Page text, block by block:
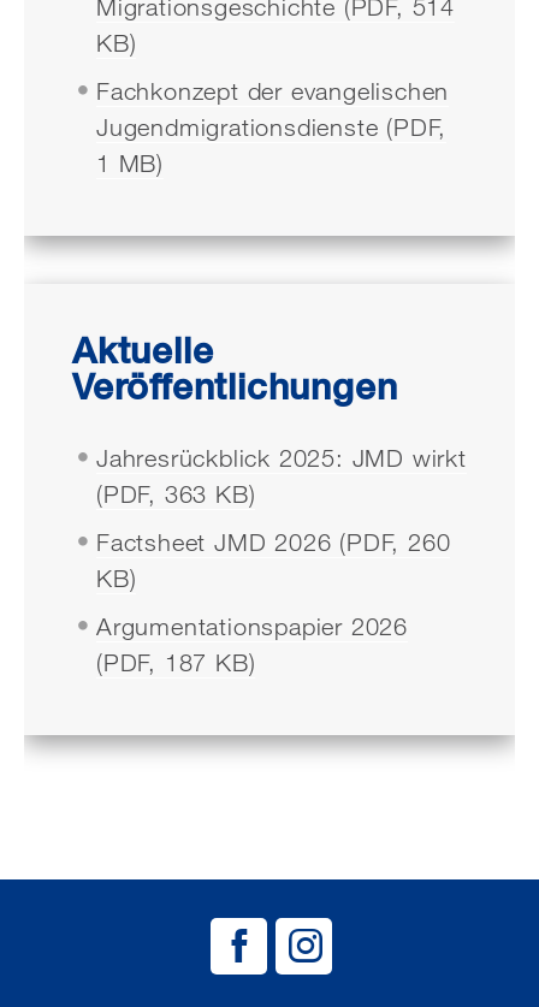
Migrationsgeschichte (PDF, 514
KB)
Fachkonzept der evangelischen
Jugendmigrationsdienste (PDF,
1 MB)
Aktuelle
Veröffentlichungen
Jahresrückblick 2025: JMD wirkt
(PDF, 363 KB)
Factsheet JMD 2026 (PDF, 260
KB)
Argumentationspapier 2026
(PDF, 187 KB)
BAG EJSA